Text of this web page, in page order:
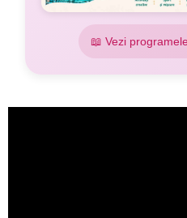
📖 Vezi